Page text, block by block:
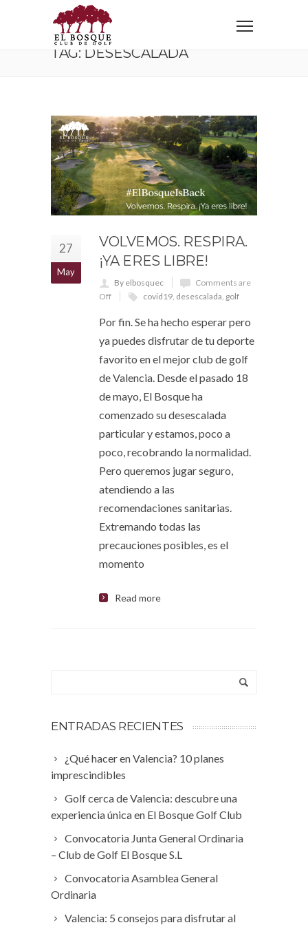
Home Tag: desescalada
TAG: DESESCALADA
27
May
VOLVEMOS. RESPIRA.
¡YA ERES LIBRE!
By elbosquec
Comments are
Off
covid19, desescalada, golf
Por fin. Se ha hecho esperar pero
ya puedes disfrutar de tu deporte
favorito en el mejor club de golf
de Valencia. Desde el pasado 18
de mayo, El Bosque ha
comenzado su desescalada
particular y estamos, poco a
poco, recobrando la normalidad.
Pero queremos jugar seguro,
atendiendo a las
recomendaciones sanitarias.
Extremando todas las
precauciones posibles, es el
momento
Read more
ENTRADAS RECIENTES
¿Qué hacer en Valencia? 10 planes
imprescindibles
Golf cerca de Valencia: descubre una
experiencia única en El Bosque Golf Club
Convocatoria Junta General Ordinaria
– Club de Golf El Bosque S.L
Convocatoria Asamblea General
Ordinaria
Valencia: 5 consejos para disfrutar al